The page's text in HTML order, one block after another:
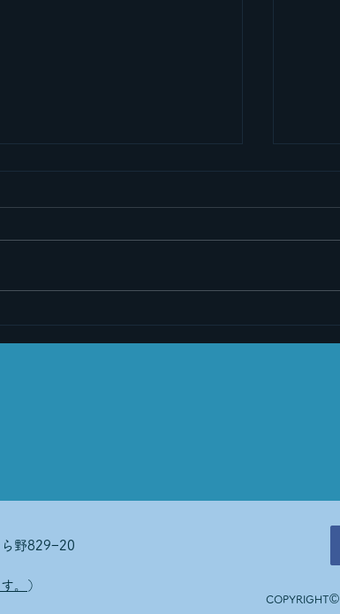
野829−20
。 ）
COPYRIGHT©